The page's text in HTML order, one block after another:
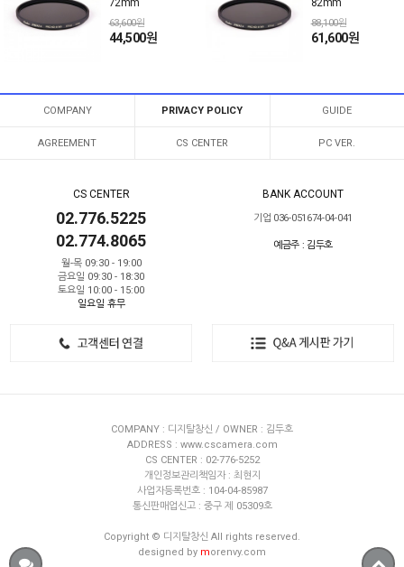
72mm
63,600원
44,500원
82mm
88,100원
61,600원
COMPANY PRIVACY POLICY GUIDE
AGREEMENT CS CENTER PC VER.
CS CENTER
02.776.5225
02.774.8065
월-목 09:30 - 19:00
금요일 09:30 - 18:30
토요일 10:00 - 15:00
일요일 휴무
BANK ACCOUNT
기업 036-051674-04-041
예금주 : 김두호
COMPANY : 디지탈창신 / OWNER : 김두호
ADDRESS : www.cscamera.com
CS CENTER : 02-776-5252
개인정보관리책임자 : 최현지
사업자등록번호 : 104-04-85987
통신판매업신고 : 중구 제 05309호
Copyright © 디지탈창신 All rights reserved.
designed by morenvy.com